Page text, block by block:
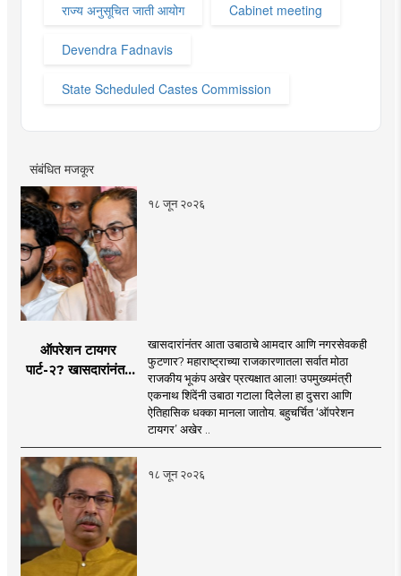
राज्य अनुसूचित जाती आयोग Cabinet meeting
Devendra Fadnavis
State Scheduled Castes Commission
संबंधित मजकूर
१८ जून २०२६
ऑपरेशन टायगर
पार्ट-२? खासदारांनंतर
खासदारांनंतर आता उबाठाचे आमदार आणि नगरसेवकही
फुटणार? महाराष्ट्राच्या राजकारणातला सर्वात मोठा
राजकीय भूकंप अखेर प्रत्यक्षात आला! उपमुख्यमंत्री
एकनाथ शिंदेंनी उबाठा गटाला दिलेला हा दुसरा आणि
ऐतिहासिक धक्का मानला जातोय. बहुचर्चित ‘ऑपरेशन
टायगर’ अखेर ..
१८ जून २०२६